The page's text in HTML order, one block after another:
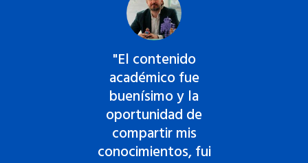
"El contenido
académico fue
buenísimo y la
oportunidad de
compartir mis
conocimientos, fui